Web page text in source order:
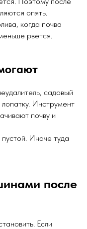
опять.
когда почва
рвется.
садовый
Инструмент
почву и
Иначе туда
после
Если